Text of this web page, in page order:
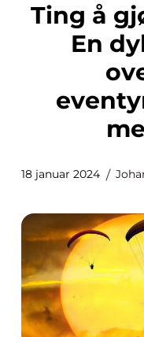
Ting å gjøre i New York:
En
18 januar 2024